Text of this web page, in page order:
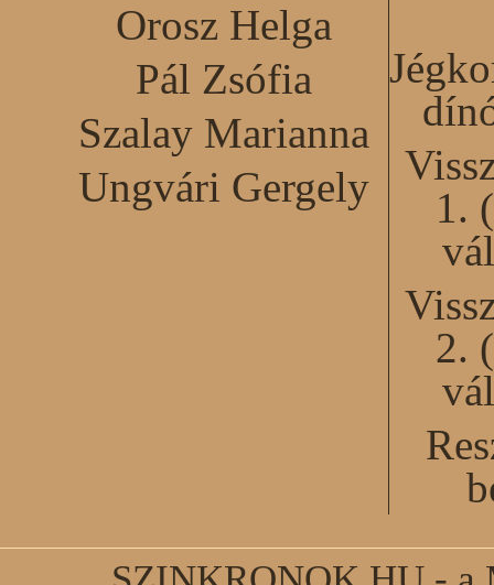
Orosz Helga
Pál Zsófia
Szalay Marianna
Ungvári Gergely
1.
2.